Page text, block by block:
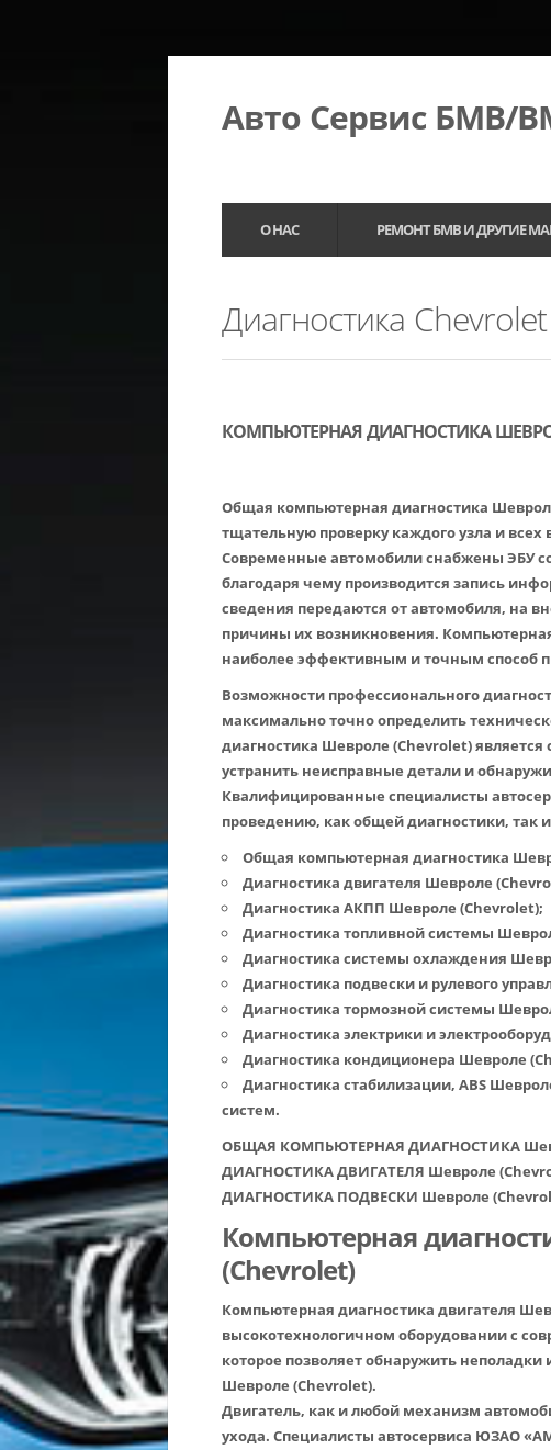
Авто Сервис БМВ/
О НАС РЕМОНТ БМВ И ДРУГИЕ
Диагностика
КОМПЬЮТЕРНАЯ ДИАГНОСТИКА
Общая компьютерная диагностика
тщательную проверку каждого узла и
Современные автомобили снабжены ЭБУ
благодаря чему производится запись
сведения передаются от автомобиля, на
причины их возникновения.
наиболее эффективным и точным способ
Возможности профессионального
максимально точно определить
диагностика Шевроле (Chevrolet)
устранить неисправные детали и
Квалифицированные специалисты
проведению, как общей диагностики, так
Общая компьютерная диагностика
Диагностика двигателя Шевроле
Диагностика АКПП Шевроле (Chevrolet);
Диагностика топливной системы
Диагностика системы охлаждения
Диагностика подвески и рулевого
Диагностика тормозной системы
Диагностика электрики и
Диагностика кондиционера Шевроле
Диагностика стабилизации, ABS
систем.
ОБЩАЯ КОМПЬЮТЕРНАЯ ДИАГНОСТИКА
ДИАГНОСТИКА ДВИГАТЕЛЯ Шевроле
ДИАГНОСТИКА ПОДВЕСКИ Шевроле
Компьютерная
(Chevrolet)
Компьютерная диагностика двигателя
высокотехнологичном оборудовании с
которое позволяет обнаружить
Шевроле (Chevrolet).
Двигатель, как и любой механизм
ухода. Специалисты автосервиса ЮЗАО